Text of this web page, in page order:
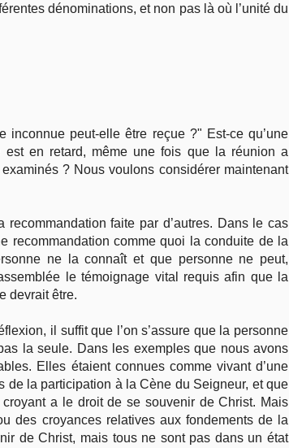
dénominations, et non pas là où l’unité du
peut-elle être reçue ?" Est-ce qu’une
en retard, même une fois que la réunion a
? Nous voulons considérer maintenant
faite par d’autres. Dans le cas
recommandation comme quoi la conduite de la
ne la connaît et que personne ne peut,
le témoignage vital requis afin que la
devrait être.
il suffit que l’on s’assure que la personne
la seule. Dans les exemples que nous avons
Elles étaient connues comme vivant d’une
la participation à la Cène du Seigneur, et que
a le droit de se souvenir de Christ. Mais
des croyances relatives aux fondements de la
de Christ, mais tous ne sont pas dans un état